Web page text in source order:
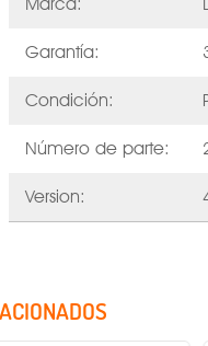
Garantía:
Condición:
Número de parte:
Version: